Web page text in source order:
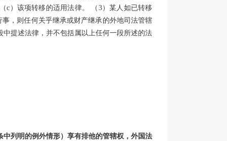
c）该项转移的适用法律。 （3）某人如已转移
，则任何关乎继承或财产继承的外地司法管辖
提述法律，并不包括属以上任何一段所述的法
列明的例外情形）享有排他的管辖权，外国法